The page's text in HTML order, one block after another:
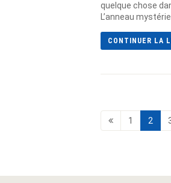
quelque chose
L’anneau
CONTINUER LA
1 2